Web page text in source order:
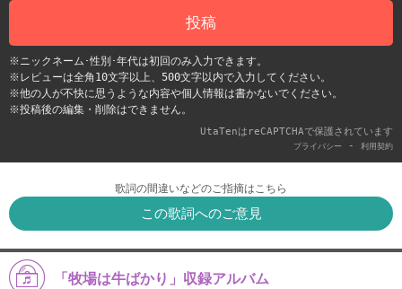
投稿
※ニックネーム･性別･年代は初回のみ入力できます。
※レビューは全角10文字以上、500文字以内で入力してください。
※他の人が不快に思うような内容や個人情報は書かないでください。
※投稿後の編集・削除はできません。
UtaTenはreCAPTCHAで保護されています
プライバシー - 利用契約
歌詞の間違いなどのご指摘はこちら
この歌詞へのご意見
「牧場は牛ばかり」収録アルバム